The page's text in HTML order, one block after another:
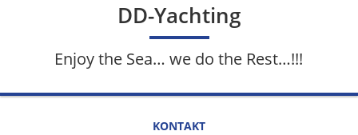
DD-Yachting
Enjoy the Sea… we do the Rest…!!!
KONTAKT